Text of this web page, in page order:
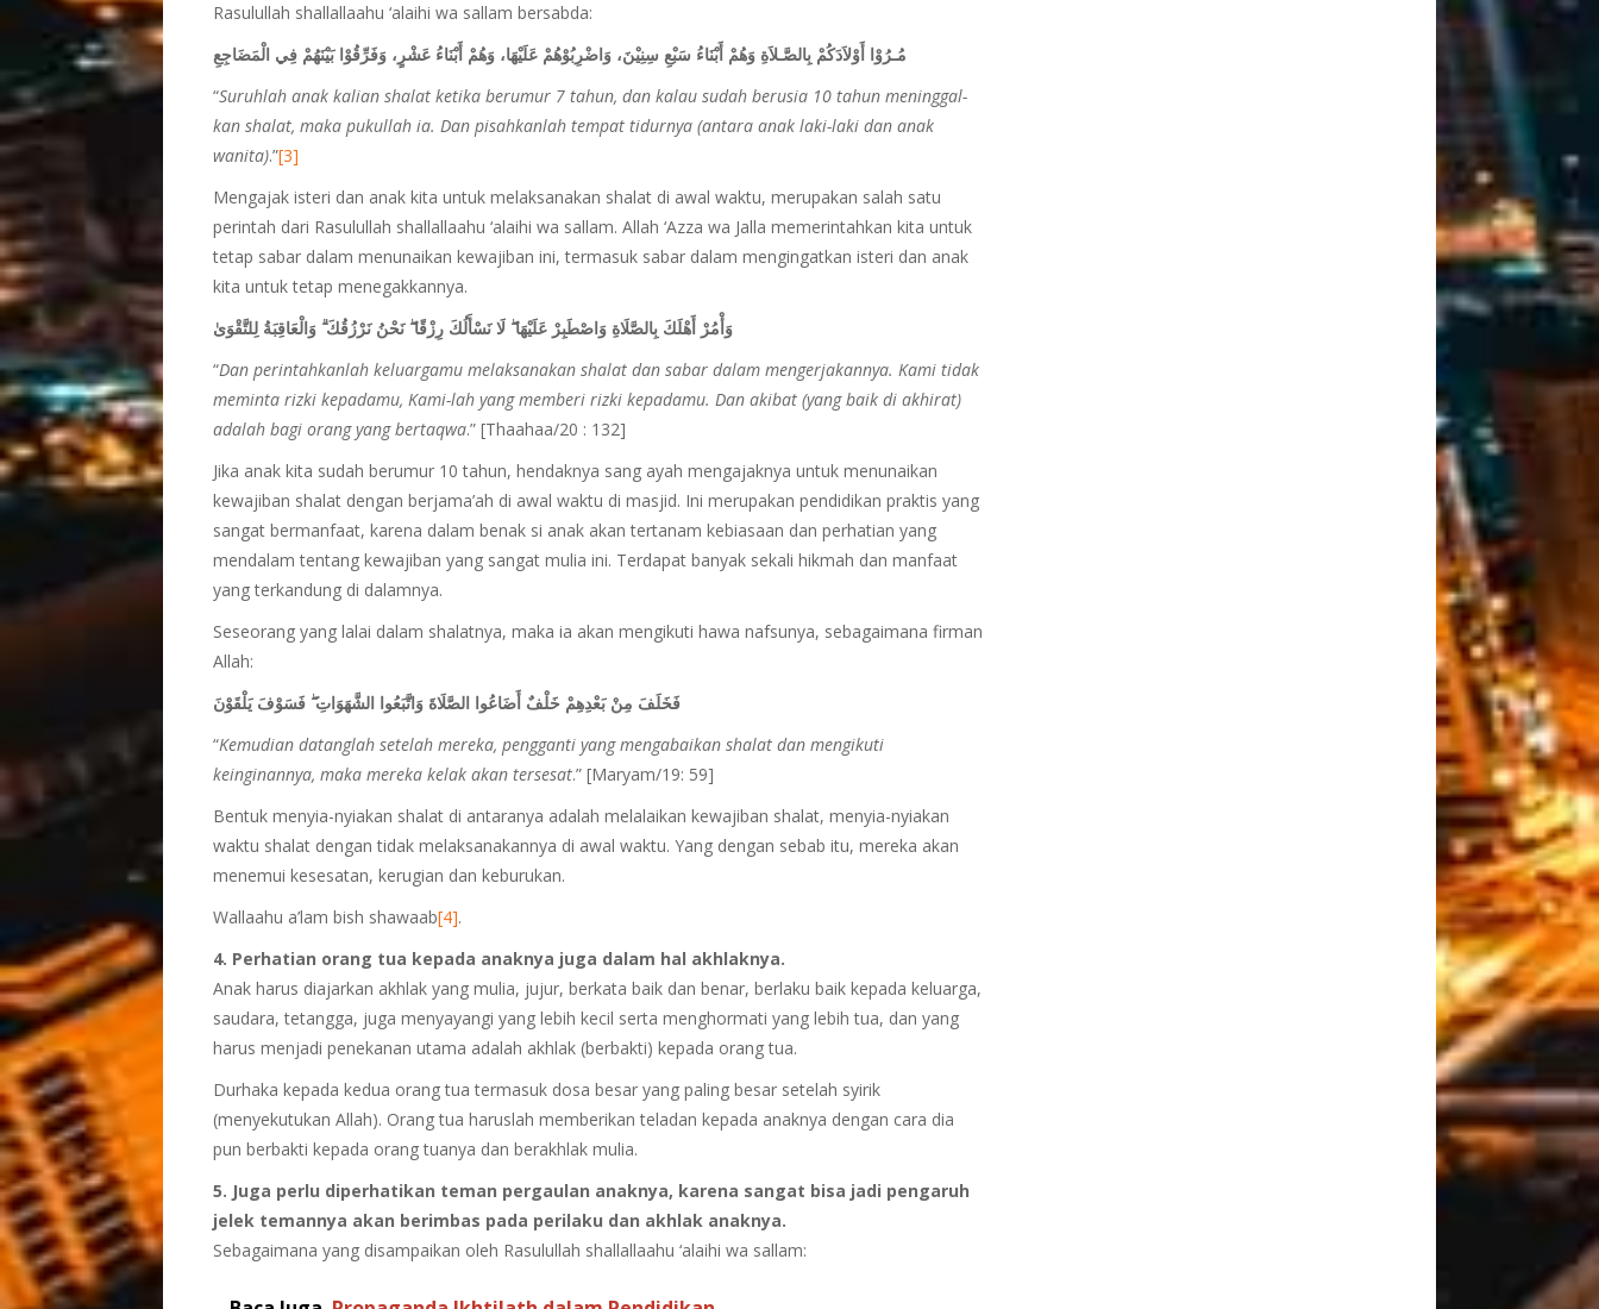
Rasulullah shallallaahu ‘alaihi wa sallam bersabda:
مُـرُوْا أَوْلاَدَكُمْ بِالصَّـلاَةِ وَهُمْ أَبْنَاءُ سَبْعِ سِنِيْنَ، وَاضْرِبُوْهُمْ عَلَيْهَا، وَهُمْ أَبْنَاءُ عَشْرٍ، وَفَرِّقُوْا بَيْنَهُمْ فِي الْمَضَاجِعِ
“Suruhlah anak kalian shalat ketika berumur 7 tahun, dan kalau sudah berusia 10 tahun meninggal-
kan shalat, maka pukullah ia. Dan pisahkanlah tempat tidurnya (antara anak laki-laki dan anak
wanita).”[3]
Mengajak isteri dan anak kita untuk melaksanakan shalat di awal waktu, merupakan salah satu
perintah dari Rasulullah shallallaahu ‘alaihi wa sallam. Allah ‘Azza wa Jalla memerintahkan kita untuk
tetap sabar dalam menunaikan kewajiban ini, termasuk sabar dalam mengingatkan isteri dan anak
kita untuk tetap menegakkannya.
وَأْمُرْ أَهْلَكَ بِالصَّلَاةِ وَاصْطَبِرْ عَلَيْهَا ۖ لَا نَسْأَلُكَ رِزْقًا ۖ نَحْنُ نَرْزُقُكَ ۗ وَالْعَاقِبَةُ لِلتَّقْوَىٰ
“Dan perintahkanlah keluargamu melaksanakan shalat dan sabar dalam mengerjakannya. Kami tidak
meminta rizki kepadamu, Kami-lah yang memberi rizki kepadamu. Dan akibat (yang baik di akhirat)
adalah bagi orang yang bertaqwa.” [Thaahaa/20 : 132]
Jika anak kita sudah berumur 10 tahun, hendaknya sang ayah mengajaknya untuk menunaikan
kewajiban shalat dengan berjama’ah di awal waktu di masjid. Ini merupakan pendidikan praktis yang
sangat bermanfaat, karena dalam benak si anak akan tertanam kebiasaan dan perhatian yang
mendalam tentang kewajiban yang sangat mulia ini. Terdapat banyak sekali hikmah dan manfaat
yang terkandung di dalamnya.
Seseorang yang lalai dalam shalatnya, maka ia akan mengikuti hawa nafsunya, sebagaimana firman
Allah:
فَخَلَفَ مِنْ بَعْدِهِمْ خَلْفٌ أَضَاعُوا الصَّلَاةَ وَاتَّبَعُوا الشَّهَوَاتِ ۖ فَسَوْفَ يَلْقَوْنَ
“Kemudian datanglah setelah mereka, pengganti yang mengabaikan shalat dan mengikuti
keinginannya, maka mereka kelak akan tersesat.” [Maryam/19: 59]
Bentuk menyia-nyiakan shalat di antaranya adalah melalaikan kewajiban shalat, menyia-nyiakan
waktu shalat dengan tidak melaksanakannya di awal waktu. Yang dengan sebab itu, mereka akan
menemui kesesatan, kerugian dan keburukan.
Wallaahu a’lam bish shawaab[4].
4. Perhatian orang tua kepada anaknya juga dalam hal akhlaknya.
Anak harus diajarkan akhlak yang mulia, jujur, berkata baik dan benar, berlaku baik kepada keluarga,
saudara, tetangga, juga menyayangi yang lebih kecil serta menghormati yang lebih tua, dan yang
harus menjadi penekanan utama adalah akhlak (berbakti) kepada orang tua.
Durhaka kepada kedua orang tua termasuk dosa besar yang paling besar setelah syirik
(menyekutukan Allah). Orang tua haruslah memberikan teladan kepada anaknya dengan cara dia
pun berbakti kepada orang tuanya dan berakhlak mulia.
5. Juga perlu diperhatikan teman pergaulan anaknya, karena sangat bisa jadi pengaruh
jelek temannya akan berimbas pada perilaku dan akhlak anaknya.
Sebagaimana yang disampaikan oleh Rasulullah shallallaahu ‘alaihi wa sallam: